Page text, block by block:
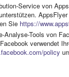
Service von
Sie https://
Analyse-Tools von
verwendet
policy